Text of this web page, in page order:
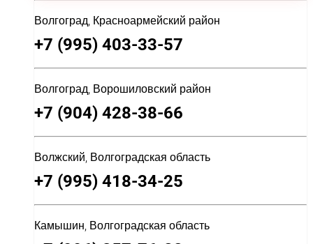
Волгоград, Красноармейский район
+7 (995) 403-33-57
Волгоград, Ворошиловский район
+7 (904) 428-38-66
Волжский, Волгоградская область
+7 (995) 418-34-25
Камышин, Волгоградская область